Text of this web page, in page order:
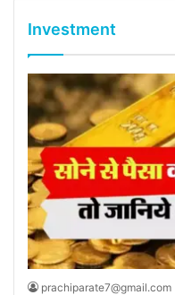
Investment
prachiparate7@gmail.com